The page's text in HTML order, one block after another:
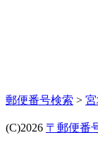
郵便番号検索 >
(C)2026 〒郵便番